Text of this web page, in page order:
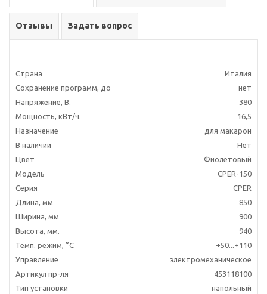
Отзывы Задать вопрос
Страна
Италия
Сохранение программ, до
нет
Напряжение, В.
380
Мощность, кВт/ч.
16,5
Назначение
для макарон
В наличии
Нет
Цвет
Фиолетовый
Модель
CPER-150
Серия
CPER
Длина, мм
850
Ширина, мм
900
Высота, мм.
940
Темп. режим, °C
+50...+110
Управление
электромеханическое
Артикул пр-ля
453118100
Тип установки
напольный